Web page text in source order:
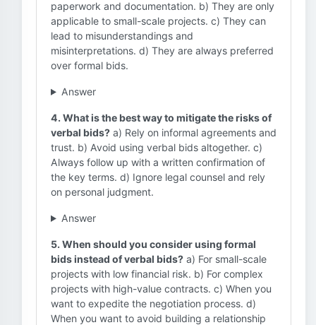
paperwork and documentation. b) They are only
applicable to small-scale projects. c) They can
lead to misunderstandings and
misinterpretations. d) They are always preferred
over formal bids.
Answer
4. What is the best way to mitigate the risks of
verbal bids? a) Rely on informal agreements and
trust. b) Avoid using verbal bids altogether. c)
Always follow up with a written confirmation of
the key terms. d) Ignore legal counsel and rely
on personal judgment.
Answer
5. When should you consider using formal
bids instead of verbal bids? a) For small-scale
projects with low financial risk. b) For complex
projects with high-value contracts. c) When you
want to expedite the negotiation process. d)
When you want to avoid building a relationship